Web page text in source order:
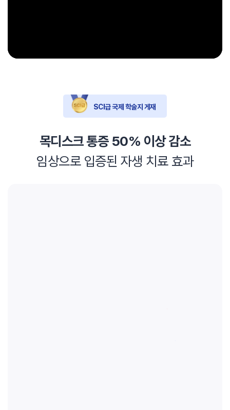
SCI급 국제 학술지 게재
목디스크 통증 50% 이상 감소
임상으로 입증된 자생 치료 효과